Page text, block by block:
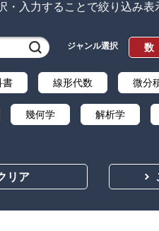
・入力することで絞り込み表
検索
ジャンル選択 数
書 線形代数 微分
幾何学 解析学
リア